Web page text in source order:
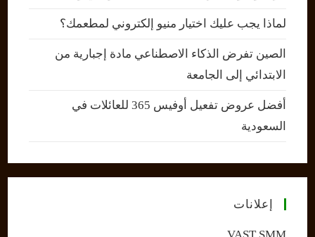
لماذا يجب عليك اختيار منيو إلكتروني لمطعمك؟
الصين تفرض الذكاء الاصطناعي مادة إجبارية من
الابتدائي إلى الجامعة
أفضل عروض تفعيل أوفيس 365 للعائلات في
السعودية
إعلانات